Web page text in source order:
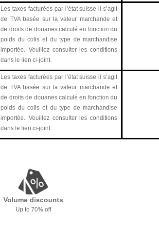
Les taxes facturées par l’état suisse il s’agit
de TVA basée sur la valeur marchande et
de droits de douanes calculé en fonction du
poids du colis et du type de marchandise
importée. Veuillez consulter les conditions
dans le lien ci-joint.
Les taxes facturées par l’état suisse il s’agit
de TVA basée sur la valeur marchande et
de droits de douanes calculé en fonction du
poids du colis et du type de marchandise
importée. Veuillez consulter les conditions
dans le lien ci-joint.
Volume discounts
Up to 70% off